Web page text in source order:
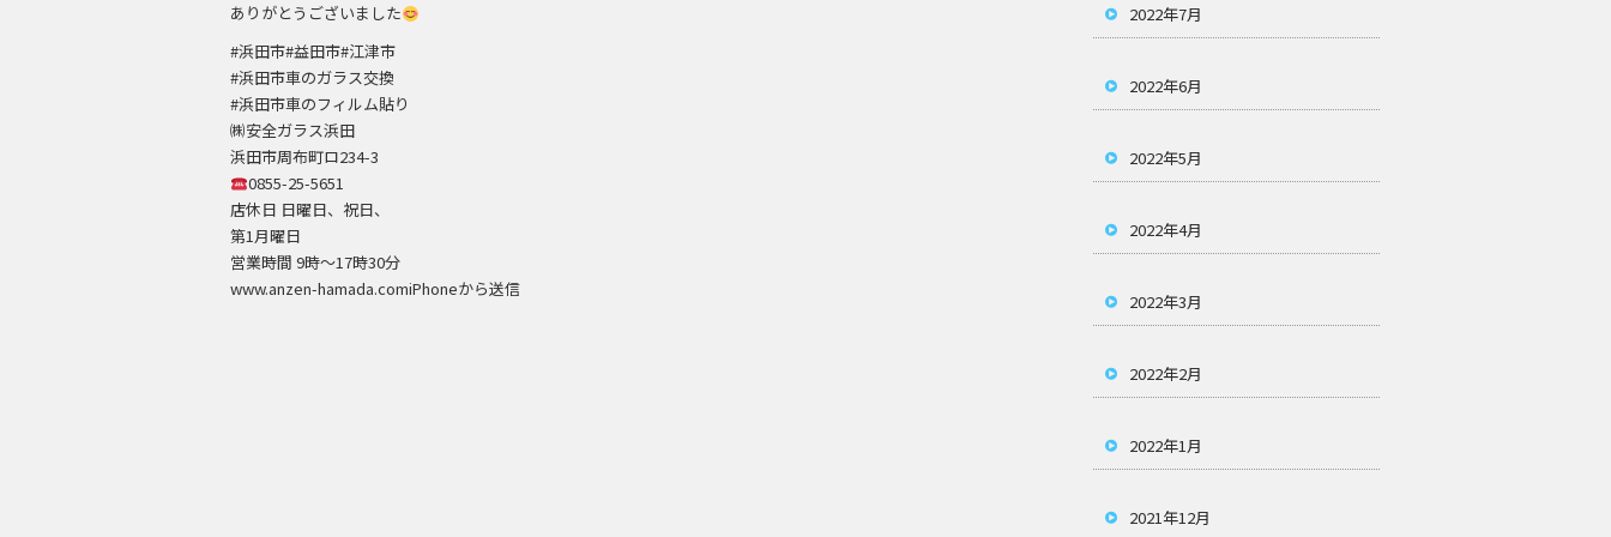
ありがとうございました
#浜田市#益田市#江津市
#浜田市車のガラス交換
#浜田市車のフィルム貼り
㈱安全ガラス浜田
浜田市周布町ロ234-3
0855-25-5651
店休日 日曜日、祝日、
第1月曜日
営業時間 9時～17時30分
www.anzen-hamada.comiPhoneから送信
2022年7月
2022年6月
2022年5月
2022年4月
2022年3月
2022年2月
2022年1月
2021年12月